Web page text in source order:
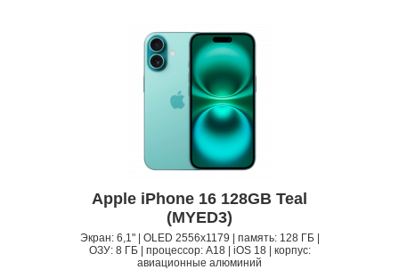
Apple iPhone 16 128GB Teal
(MYED3)
Экран: 6,1" | OLED 2556x1179 | память: 128 ГБ |
ОЗУ: 8 ГБ | процессор: A18 | iOS 18 | корпус:
авиационные алюминий